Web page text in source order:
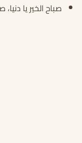
صباح الخير يا